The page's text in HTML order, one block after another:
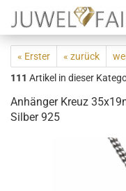
« Erster « zurück
111 Artikel in dieser
Anhänger Kreuz
Silber 925